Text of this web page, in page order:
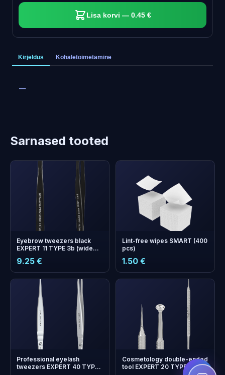
Lisa korvi — 0.45 €
Kirjeldus Kohaletoimetamine
—
Sarnased tooted
Eyebrow tweezers black
EXPERT 11 TYPE 3b (wide
9.25 €
Lint-free wipes SMART (400
pcs)
1.50 €
Professional eyelash
tweezers EXPERT 40 TYPE
Cosmetology double-ended
tool EXPERT 20 TYPE 4 (Uno
+ boonuspunkti
Kogu ja säästa järgmisel